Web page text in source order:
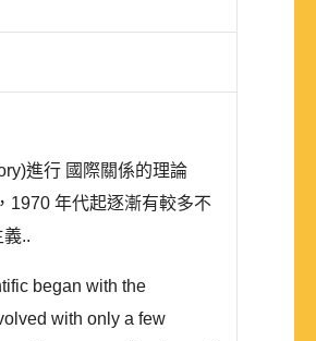
進行 國際關係的理論
1970 年代起逐漸有較多不
..
began with the
with only a few